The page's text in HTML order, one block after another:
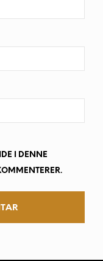
I DENNE